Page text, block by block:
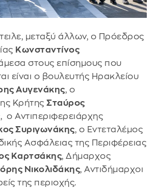
μεταξύ άλλων, ο Πρόεδρος
Κωνσταντίνος
στους επίσημους που
είναι ο βουλευτής Ηρακλείου
Αυγενάκης, ο
Κρήτης Σταύρος
, ο Αντιπεριφερειάρχης
Συριγωνάκης, ο Εντεταλέμος
Ασφάλειας της Περιφέρειας
Καρτσάκης, Δήμαρχος
Νικολιδάκης, Αντιδήμαρχοι
της περιοχής.